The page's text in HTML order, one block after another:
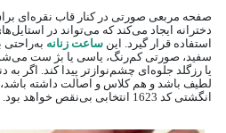
صفحه مربعی صورتی در کنار قاب نقره‌ای
دخترانه ایجاد می‌کند که می‌تواند در
استفاده قرار گیرد. این ساعت زنانه به‌راحتی
سفید، صورتی کم‌رنگ، یاسی یا بژ ست می‌شود
یا رزگلد جلوه‌ای چشم‌نواز‌تر پیدا کند. اگر
لطیف باشد و هم کلاس و اصالت داشته
انگشتی کد 1623 انتخابی بی‌نقص خواهد بود.